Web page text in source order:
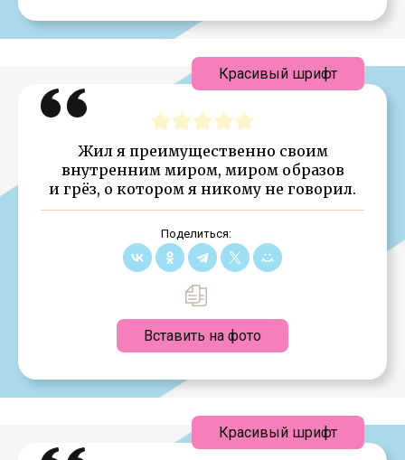
Жил я преимущественно своим
внутренним миром, миром образов
и грёз, о котором я никому не говорил.
Поделиться:
Вставить на фото
Красивый шрифт
Красивый шрифт